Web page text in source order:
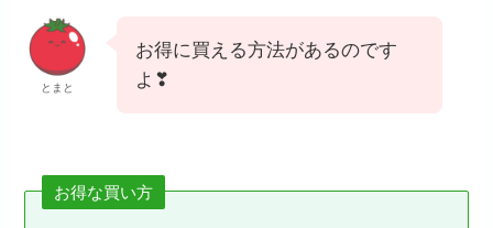
とまと
お得に買える方法があるのです
よ❣
お得な買い方